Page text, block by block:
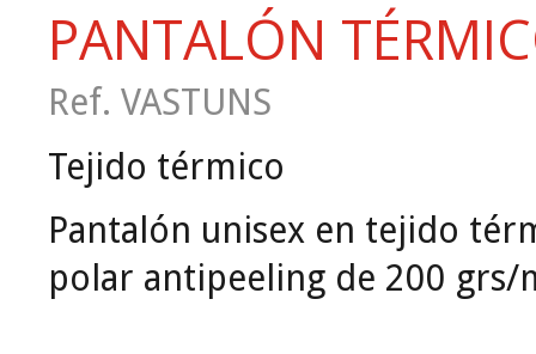
PANTALÓN
Ref. VASTUNS
Tejido térmico
Pantalón unisex en tejido
polar antipeeling de 200 grs/